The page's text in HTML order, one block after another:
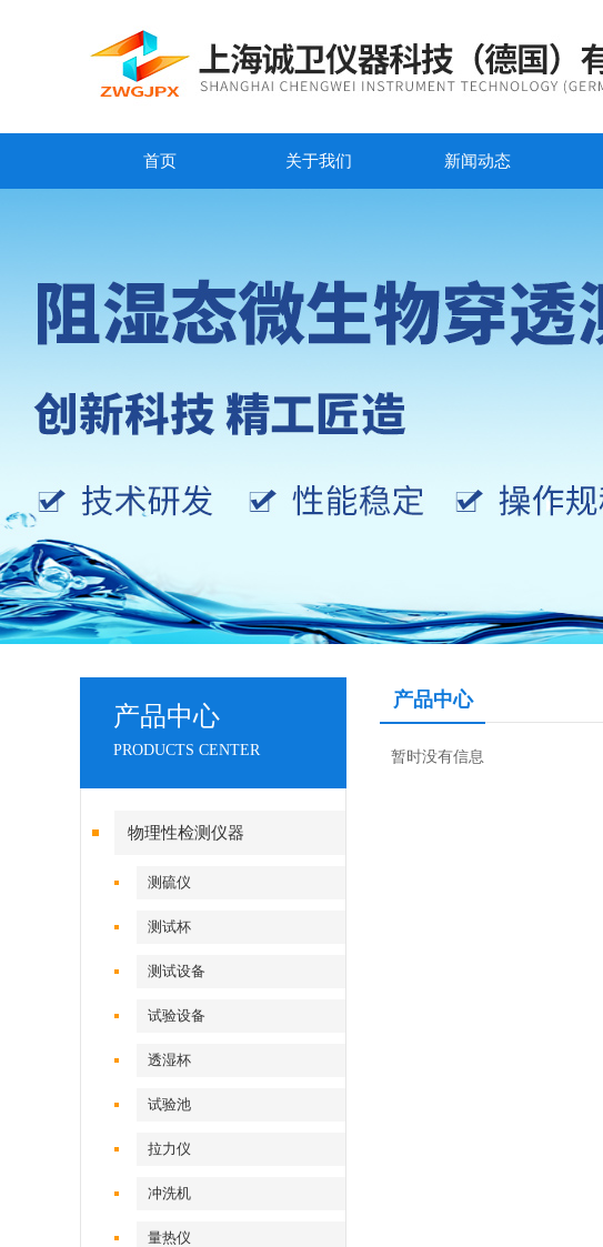
首页 关于我们 新闻动态
产品中心
PRODUCTS CENTER
物理性检测仪器
测硫仪
测试杯
测试设备
试验设备
透湿杯
试验池
拉力仪
冲洗机
量热仪
产品中心
暂时没有信息